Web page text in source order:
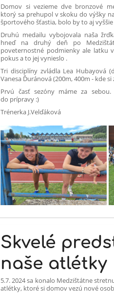
Domov si vezieme dve bronzové
ktorý sa prehupol v skoku do výšky
športového šťastia, bolo by to aj vyššie
Druhú medailu vybojovala naša
hneď na druhý deň po
poveternostné podmienky ale latku
pokus a to jej vynieslo .
Tri disciplíny zvládla Lea Hubayová
Vanesa Ďuránová (200m, 400m - kde
Prvú časť sezóny máme za
do prípravy :)
Trénerka J.Velďáková
Skvelé
naše atlétky
5.7. 2024 sa konalo Medzištátne
atlétky, ktoré si domov vezú nové